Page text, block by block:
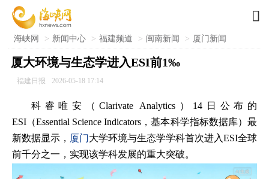

海峡网 > 新闻中心 > 福建频道 > 闽南新闻 > 厦门新闻
厦大环境与生态学进入ESI前1‰
福建日报 2026-05-18 17:14
科睿唯安（Clarivate Analytics）14日公布的
ESI（Essential Science Indicators，基本科学指标数据库）最
新数据显示， 厦门大学环境与生态学学科首次进入ESI全球
前千分之一，实现该学科发展的重大突破。